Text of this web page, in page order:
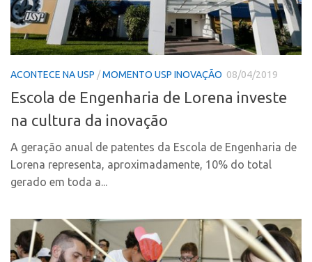
Institucional
Coordenação
Polo São Carlos
Programas
Bolsa Startup USP
PGI-USP
Edição 2021
Inovação em Números
AUSPIN
Destaques do Mês
Agência
Institucional
Coordenação
Polos
Polo Lorena
Polo Ribeirão Preto
ACONTECE NA USP /MOMENTO USP INOVAÇÃO 08/04/2019
Escola de Engenharia de Lorena investe
na cultura da inovação
A geração anual de patentes da Escola de Engenharia de
Lorena representa, aproximadamente, 10% do total
gerado em toda a...